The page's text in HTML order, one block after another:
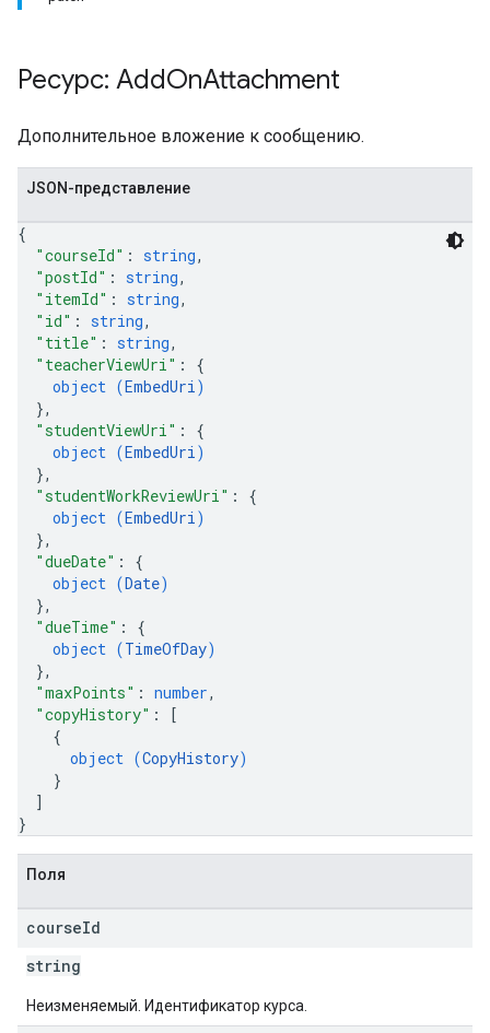
Ресурс: AddOnAttachment
Дополнительное вложение к сообщению.
JSON-представление
{
"courseId" : string,
"postId" : string,
"itemId" : string,
"id" : string,
"title" : string,
"teacherViewUri" : {
object (EmbedUri)
},
"studentViewUri" : {
object (EmbedUri)
},
"studentWorkReviewUri" : {
object (EmbedUri)
},
"dueDate" : {
object (Date)
},
"dueTime" : {
object (TimeOfDay)
},
"maxPoints" : number,
"copyHistory" :
[
{
object (CopyHistory)
}
]
}
Поля
courseId
string
Неизменяемый. Идентификатор курса.